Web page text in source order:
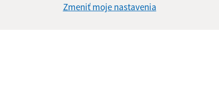
Zmeniť moje nastavenia